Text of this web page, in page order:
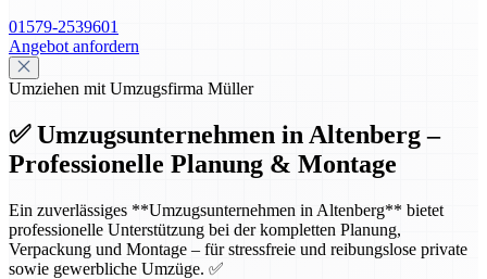
01579-2539601
Angebot anfordern
Umziehen mit Umzugsfirma Müller
✅ Umzugsunternehmen in Altenberg –
Professionelle Planung & Montage
Ein zuverlässiges **Umzugsunternehmen in Altenberg** bietet
professionelle Unterstützung bei der kompletten Planung,
Verpackung und Montage – für stressfreie und reibungslose private
sowie gewerbliche Umzüge. ✅